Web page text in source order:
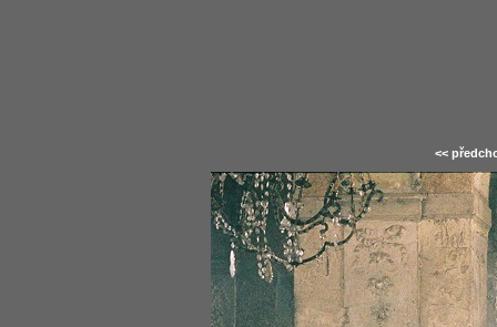
<<